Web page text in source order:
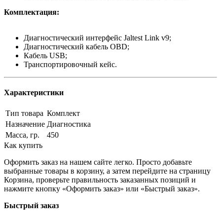
Комплектация:
Диагностический интерфейс Jaltest Link v9;
Диагностический кабель OBD;
Кабель USB;
Транспортировочный кейс.
Характеристики
Тип товара Комплект
Назначение Диагностика
Масса, гр.
450
Как купить
Оформить заказ на нашем сайте легко. Просто добавьте
выбранные товары в корзину, а затем перейдите на страницу
Корзина, проверьте правильность заказанных позиций и
нажмите кнопку «Оформить заказ» или «Быстрый заказ».
Быстрый заказ